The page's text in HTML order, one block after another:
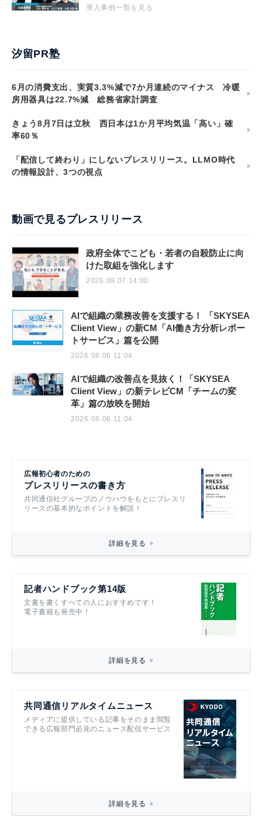
導入事例一覧を見る
汐留PR塾
6月の消費支出、実質3.3%減で7か月連続のマイナス 冷暖
房用器具は22.7%減 総務省家計調査
きょう8月7日は立秋 西日本は1か月平均気温「高い」確
率60％
「配信して終わり」にしないプレスリリース。LLMO時代
の情報設計、3つの視点
動画で見るプレスリリース
政府全体でこども・若者の自殺防止に向
けた取組を強化します
2026.08.07 14:00
AIで組織の業務改善を支援する！ 「SKYSEA
Client View」の新CM「AI働き方分析レポー
トサービス」篇を公開
2026.08.06 11:04
AIで組織の改善点を見抜く！「SKYSEA
Client View」の新テレビCM「チームの変
革」篇の放映を開始
2026.08.06 11:04
広報初心者のための
プレスリリースの書き方
共同通信社グループのノウハウをもとにプレスリ
リースの基本的なポイントを解説！
詳細を見る
記者ハンドブック第14版
文書を書くすべての人におすすめです！
電子書籍も発売中！
詳細を見る
共同通信リアルタイムニュース
メディアに提供している記事をそのまま閲覧
できる広報部門必見のニュース配信サービス
詳細を見る